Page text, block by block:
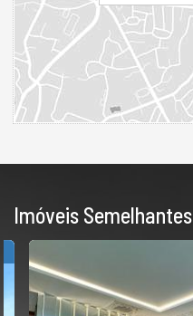
Imóveis Semelhantes